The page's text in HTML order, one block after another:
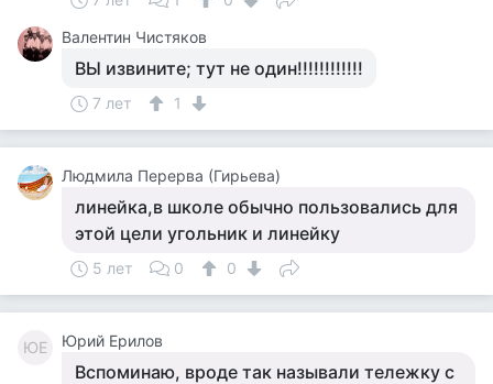
Валентин Чистяков
ВЫ извините; тут не один!!!!!!!!!!!!
7 лет 1
Людмила Перерва (Гирьева)
линейка,в школе обычно пользовались для
этой цели угольник и линейку
5 лет 0 0
ЮЕ Юрий Ерилов
Вспоминаю, вроде так называли тележку с